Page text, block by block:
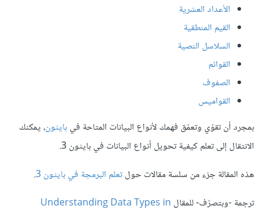
الأعداد العشرية
القيم المنطقية
السلاسل النصية
القوائم
الصفوف
القواميس
بمجرد أن تقوّي وتعمّق فهمك لأنواع البيانات المتاحة فيبايثون، يمكنك
الانتقال إلى تعلم كيفية تحويل أنواع البيانات في بايثون 3.
هذه المقالة جزء من سلسة مقالات حولتعلم البرمجة في بايثون 3 .
ترجمة -وبتصرّف- للمقال Understanding Data Types in